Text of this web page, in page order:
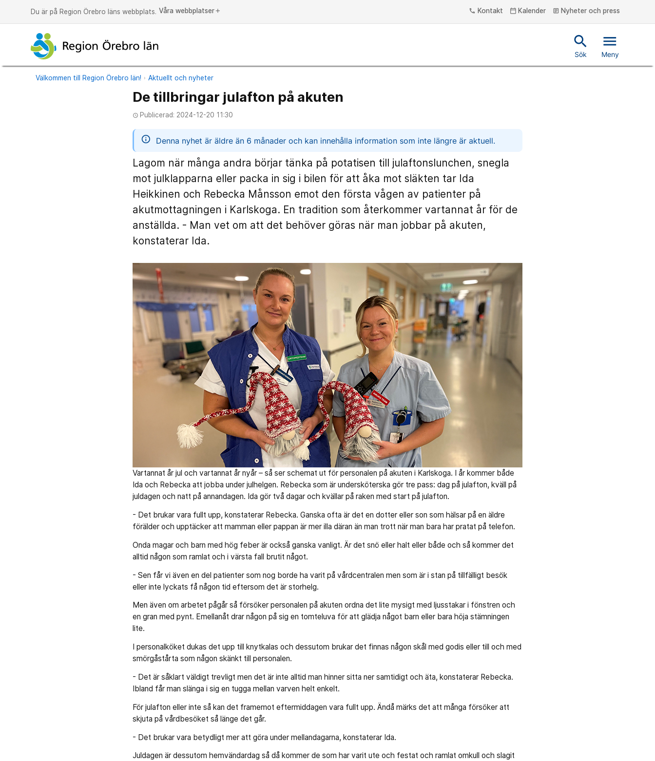
Du är på Region Örebro läns webbplats. Våra webbplatser add phone Kontakt calendar_today Kalender article Nyheter och press
search
Sök
menu
Meny
Välkommen till Region Örebro län! Aktuellt och nyheter
De tillbringar julafton på akuten
access_time Publicerad: 2024-12-20 11:30
information
Denna nyhet är äldre än 6 månader och kan innehålla information som inte längre är aktuell.
Lagom när många andra börjar tänka på potatisen till julaftonslunchen, snegla
mot julklapparna eller packa in sig i bilen för att åka mot släkten tar Ida
Heikkinen och Rebecka Månsson emot den första vågen av patienter på
akutmottagningen i Karlskoga. En tradition som återkommer vartannat år för de
anställda. - Man vet om att det behöver göras när man jobbar på akuten,
konstaterar Ida.
Vartannat år jul och vartannat år nyår – så ser schemat ut för personalen på akuten i Karlskoga. I år kommer både
Ida och Rebecka att jobba under julhelgen. Rebecka som är undersköterska gör tre pass: dag på julafton, kväll på
juldagen och natt på annandagen. Ida gör två dagar och kvällar på raken med start på julafton.
- Det brukar vara fullt upp, konstaterar Rebecka. Ganska ofta är det en dotter eller son som hälsar på en äldre
förälder och upptäcker att mamman eller pappan är mer illa däran än man trott när man bara har pratat på telefon.
Onda magar och barn med hög feber är också ganska vanligt. Är det snö eller halt eller både och så kommer det
alltid någon som ramlat och i värsta fall brutit något.
- Sen får vi även en del patienter som nog borde ha varit på vårdcentralen men som är i stan på tillfälligt besök
eller inte lyckats få någon tid eftersom det är storhelg.
Men även om arbetet pågår så försöker personalen på akuten ordna det lite mysigt med ljusstakar i fönstren och
en gran med pynt. Emellanåt drar någon på sig en tomteluva för att glädja något barn eller bara höja stämningen
lite.
I personalköket dukas det upp till knytkalas och dessutom brukar det finnas någon skål med godis eller till och med
smörgåstårta som någon skänkt till personalen.
- Det är såklart väldigt trevligt men det är inte alltid man hinner sitta ner samtidigt och äta, konstaterar Rebecka.
Ibland får man slänga i sig en tugga mellan varven helt enkelt.
För julafton eller inte så kan det framemot eftermiddagen vara fullt upp. Ändå märks det att många försöker att
skjuta på vårdbesöket så länge det går.
- Det brukar vara betydligt mer att göra under mellandagarna, konstaterar Ida.
Juldagen är dessutom hemvändardag så då kommer de som har varit ute och festat och ramlat omkull och slagit